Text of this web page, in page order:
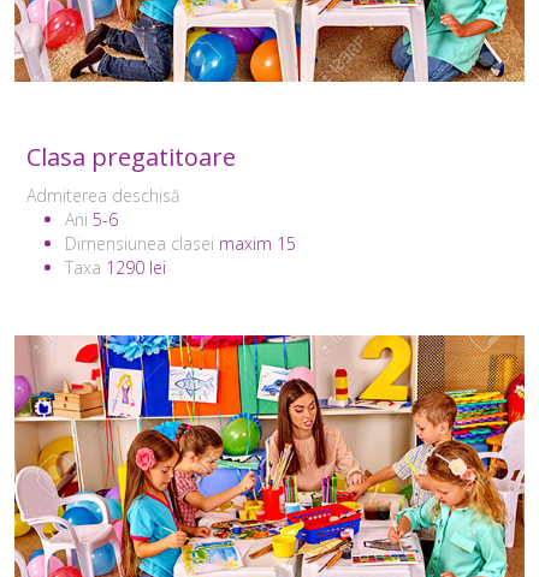
Clasa pregatitoare
Admiterea deschisă
Ani 5-6
Dimensiunea clasei maxim 15
Taxa 1290 lei